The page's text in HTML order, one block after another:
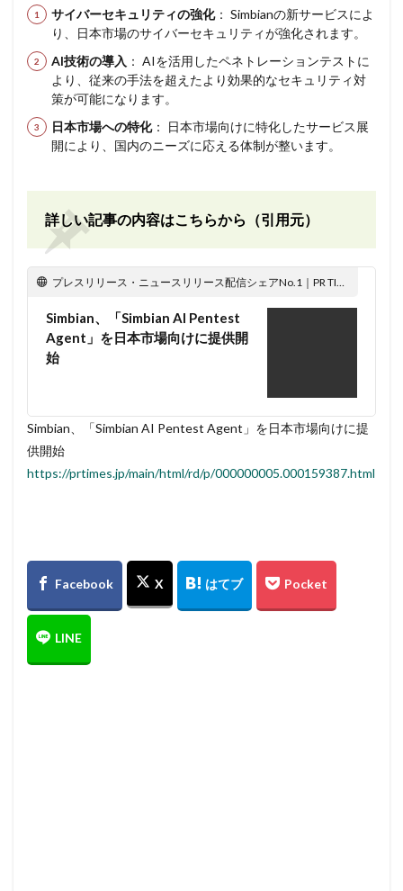
サイバーセキュリティの強化： Simbianの新サービスによ
り、日本市場のサイバーセキュリティが強化されます。
AI技術の導入 ： AIを活用したペネトレーションテストに
より、従来の手法を超えたより効果的なセキュリティ対
策が可能になります。
日本市場への特化： 日本市場向けに特化したサービス展
開により、国内のニーズに応える体制が整います。
詳しい記事の内容はこちらから（引用元）
プレスリリース・ニュースリリース配信シェアNo.1｜PR TIMES
Simbian、「Simbian AI Pentest
Agent」を日本市場向けに提供開
始
Simbian、「Simbian AI Pentest Agent」を日本市場向けに提
供開始
https://prtimes.jp/main/html/rd/p/000000005.000159387.html